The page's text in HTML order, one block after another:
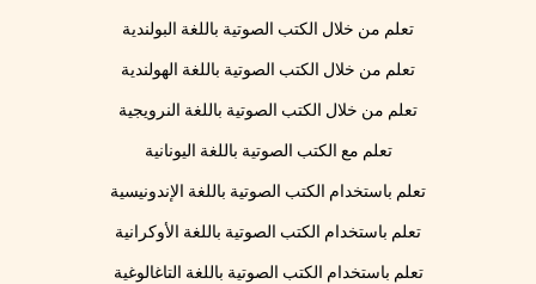
تعلم من خلال الكتب الصوتية باللغة البولندية
تعلم من خلال الكتب الصوتية باللغة الهولندية
تعلم من خلال الكتب الصوتية باللغة النرويجية
تعلم مع الكتب الصوتية باللغة اليونانية
تعلم باستخدام الكتب الصوتية باللغة الإندونيسية
تعلم باستخدام الكتب الصوتية باللغة الأوكرانية
تعلم باستخدام الكتب الصوتية باللغة التاغالوغية